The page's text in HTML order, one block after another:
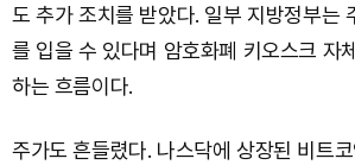
도 추가 조치를 받았다. 일부 지방정부는
를 입을 수 있다며 암호화폐 키오스크 자
하는 흐름이다.
주가도 흔들렸다. 나스닥에 상장된 비트